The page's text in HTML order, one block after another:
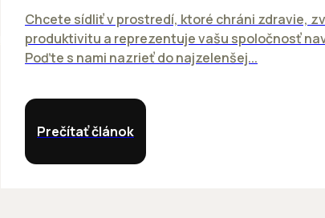
Chcete sídliť v prostredí, ktoré chráni zdravie,
produktivitu a reprezentuje vašu spoločnosť
Poďte s nami nazrieť do najzelenšej...
Prečítať článok